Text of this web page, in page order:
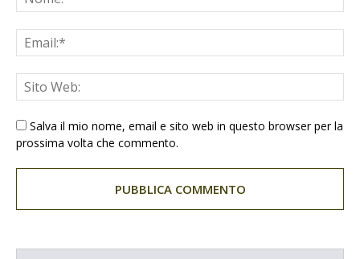
Salva il mio nome, email e sito web in questo browser per la
prossima volta che commento.